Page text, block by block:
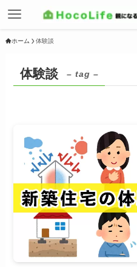
ホーム 体験談
体験談 – tag –